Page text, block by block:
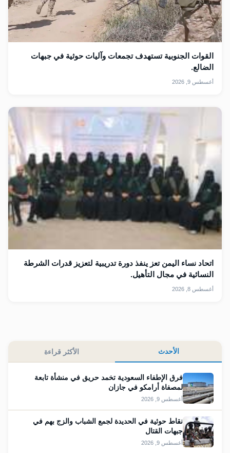
القوات الجنوبية تستهدف تجمعات وآليات حوثية في جبهات
الضالع.
أغسطس 9, 2026
اتحاد نساء اليمن تعز ينفذ دورة تدريبية لتعزيز قدرات الشرطة
النسائية في مجال التأهيل.
أغسطس 8, 2026
الأحدث الأكثر قراءة
فرق الإطفاء السعودية تخمد حريق في منشأة تابعة
لمصفاة أرامكو في جازان
أغسطس 9, 2026
نقاط حوثية في الحديدة لجمع الشباب والزج بهم في
جبهات القتال
أغسطس 9, 2026